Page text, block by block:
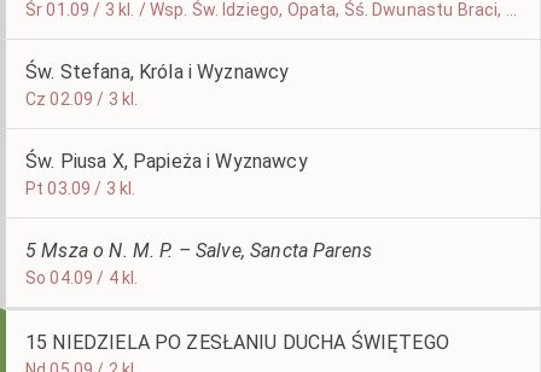
Św. Stefana, Króla i Wyznawcy
Cz 02.09 / 3 kl.
Św. Piusa X, Papieża i Wyznawcy
Pt 03.09 / 3 kl.
5 Msza o N. M. P. – Salve, Sancta Parens
So 04.09 / 4 kl.
15 NIEDZIELA PO ZESŁANIU DUCHA ŚWIĘTEGO